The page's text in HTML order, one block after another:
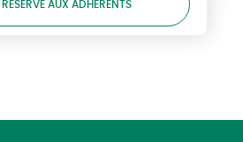
AUX ADHÉRENTS